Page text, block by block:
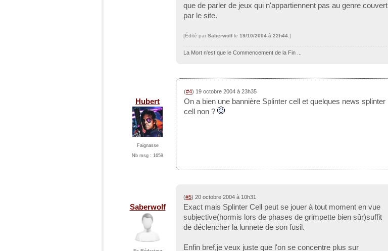
que de parler de jeux qui n'appartiennent pas au genre couvert
par le site.
[Édité par Saberwolfle 19/10/2004 à 22h44 .]
La Mort n'est que le Commencement de la Fin ...
Hubert
Faignasse
Nb msg : 1659
(#4) 19 octobre 2004 à 23h35
On a bien une bannière Splinter cell et quelques news splinter
cell non ?
Saberwolf
(#5) 20 octobre 2004 à 10h31
Exact mais Splinter Cell peut se jouer à tout moment en vue
subjective(hormis lors de phases de grimpette bien sûr)suffit
de déclencher la lunnete de son fusil.
Enfin bref,je veux juste que l'on se concentre plus sur